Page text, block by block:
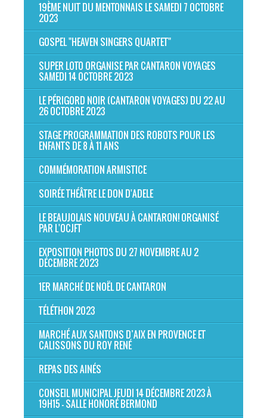
19ÈME NUIT DU MENTONNAIS LE SAMEDI 7 OCTOBRE
2023
GOSPEL "HEAVEN SINGERS QUARTET"
SUPER LOTO ORGANISE PAR CANTARON VOYAGES
SAMEDI 14 OCTOBRE 2023
LE PÉRIGORD NOIR (CANTARON VOYAGES) DU 22 AU
26 OCTOBRE 2023
STAGE PROGRAMMATION DES ROBOTS POUR LES
ENFANTS DE 8 À 11 ANS
COMMÉMORATION ARMISTICE
SOIRÉE THÉÂTRE LE DON D'ADELE
LE BEAUJOLAIS NOUVEAU À CANTARON! ORGANISÉ
PAR L'OCJFT
EXPOSITION PHOTOS DU 27 NOVEMBRE AU 2
DÉCEMBRE 2023
1ER MARCHÉ DE NOËL DE CANTARON
TÉLÉTHON 2023
MARCHÉ AUX SANTONS D’AIX EN PROVENCE ET
CALISSONS DU ROY RENÉ
REPAS DES AINÉS
CONSEIL MUNICIPAL JEUDI 14 DÉCEMBRE 2023 À
19H15 - SALLE HONORÉ BERMOND